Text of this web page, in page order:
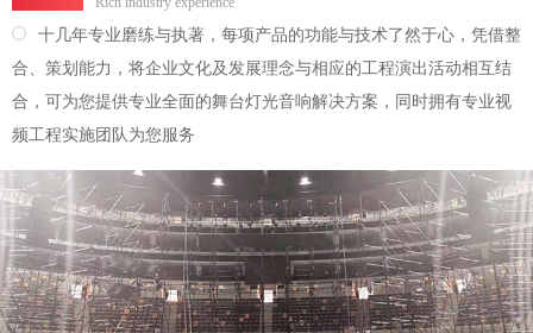
十几年专业磨练与执著，每项产品的功能与技术了然于心，凭借整
合、策划能力，将企业文化及发展理念与相应的工程演出活动相互结
合，可为您提供专业全面的舞台灯光音响解决方案，同时拥有专业视
频工程实施团队为您服务